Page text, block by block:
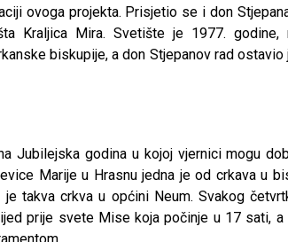
ovoga projekta. Prisjetio se i don
Kraljica Mira. Svetište je 1977. godine,
biskupije, a don Stjepanov rad
Jubilejska godina u kojoj vjernici mogu
Marije u Hrasnu jedna je od crkava u
takva crkva u općini Neum. Svakog
prije svete Mise koja počinje u 17 sati,